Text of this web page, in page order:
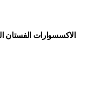
الاكسسوارات الفستان